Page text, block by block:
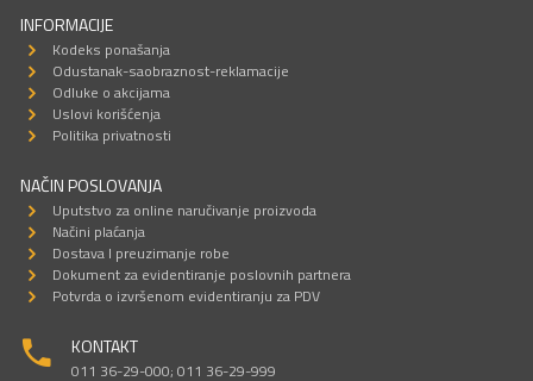
INFORMACIJE
Kodeks ponašanja
Odustanak-saobraznost-reklamacije
Odluke o akcijama
Uslovi korišćenja
Politika privatnosti
NAČIN POSLOVANJA
Uputstvo za online naručivanje proizvoda
Načini plaćanja
Dostava I preuzimanje robe
Dokument za evidentiranje poslovnih partnera
Potvrda o izvršenom evidentiranju za PDV
KONTAKT
011 36-29-000; 011 36-29-999